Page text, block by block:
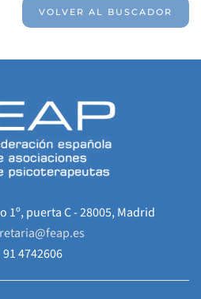
VOLVER AL BUSCADOR
1º, puerta C - 28005, Madrid
91 4742606